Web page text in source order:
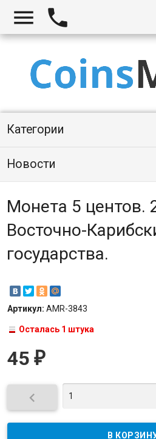
 
Категории
Новости
Монета 5 центов.
Восточно-
государства.
Артикул: AMR-3843
Осталась 1 штука
45 ₽
